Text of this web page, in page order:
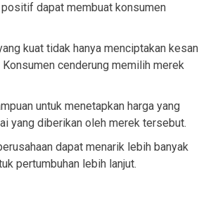
dapat membuat konsumen
kuat tidak hanya menciptakan kesan
cenderung memilih merek
untuk menetapkan harga yang
yang diberikan oleh merek tersebut.
dapat menarik lebih banyak
pertumbuhan lebih lanjut.